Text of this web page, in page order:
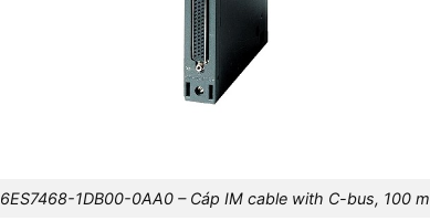
6ES7468-1DB00-0AA0 – Cáp IM cable with C-bus, 100 m